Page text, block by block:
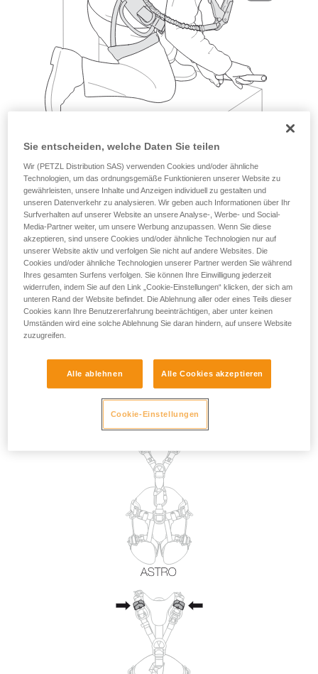
Beispiele:
Sie entscheiden, welche Daten Sie teilen
Wir (PETZL Distribution SAS) verwenden Cookies und/oder ähnliche
Technologien, um das ordnungsgemäße Funktionieren unserer Website zu
gewährleisten, unsere Inhalte und Anzeigen individuell zu gestalten und
unseren Datenverkehr zu analysieren. Wir geben auch Informationen über Ihr
Surfverhalten auf unserer Website an unsere Analyse-, Werbe- und Social-
Media-Partner weiter, um unsere Werbung anzupassen. Wenn Sie diese
akzeptieren, sind unsere Cookies und/oder ähnliche Technologien nur auf
unserer Website aktiv und verfolgen Sie nicht auf andere Websites. Die
Cookies und/oder ähnliche Technologien unserer Partner werden Sie während
Ihres gesamten Surfens verfolgen. Sie können Ihre Einwilligung jederzeit
widerrufen, indem Sie auf den Link „Cookie-Einstellungen“ klicken, der sich am
unteren Rand der Website befindet. Die Ablehnung aller oder eines Teils dieser
Cookies kann Ihre Benutzererfahrung beeinträchtigen, aber unter keinen
Umständen wird eine solche Ablehnung Sie daran hindern, auf unsere Website
zuzugreifen.
Alle ablehnen Alle Cookies akzeptieren
Cookie-Einstellungen